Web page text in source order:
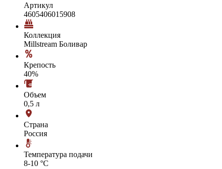
Артикул
4605406015908
Коллекция
Millstream Боливар
Крепость
40%
Объем
0,5 л
Страна
Россия
Температура подачи
8-10 °С